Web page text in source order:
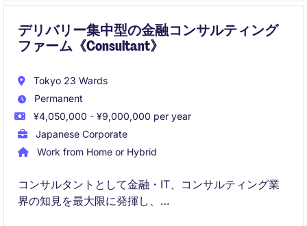
デリバリー集中型の金融コンサルティング
ファーム《Consultant》
Tokyo 23 Wards
Permanent
¥4,050,000 - ¥9,000,000 per year
Japanese Corporate
Work from Home or Hybrid
コンサルタントとして金融・IT、コンサルティング業
界の知見を最大限に発揮し、